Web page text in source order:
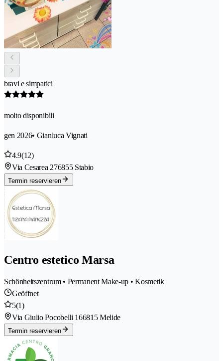
bravi e simpatici
molto disponibili
gen 2026• Gianluca Vignati
4.9(12)
Via Cesarea 276855 Stabio
Termin reservieren
Centro estetico Marsa
Schönheitszentrum • Permanent Make-up • Kosmetik
Geöffnet
5(1)
Via Giulio Pocobelli 166815 Melide
Termin reservieren